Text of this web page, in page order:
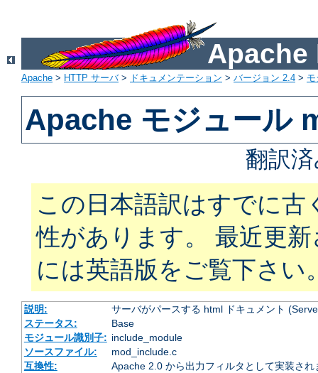
Apache
Apache > HTTP サーバ> ドキュメンテーション > バージョン 2.4 >
Apache モジュール
翻訳
この日本語訳はすでに古
性があります。 最近更
には英語版をご覧下さい
説明:
サーバがパースする html ドキュメント
ステータス:
Base
モジュール識別子: include_module
ソースファイル:
mod_include.c
互換性:
Apache 2.0 から出力フィルタとして実装され